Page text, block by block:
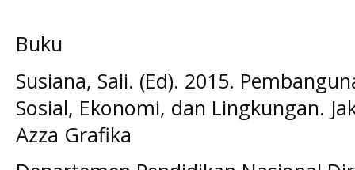
Buku
Susiana, Sali. (Ed). 2015.
Sosial, Ekonomi, dan Lingkungan.
Azza Grafika